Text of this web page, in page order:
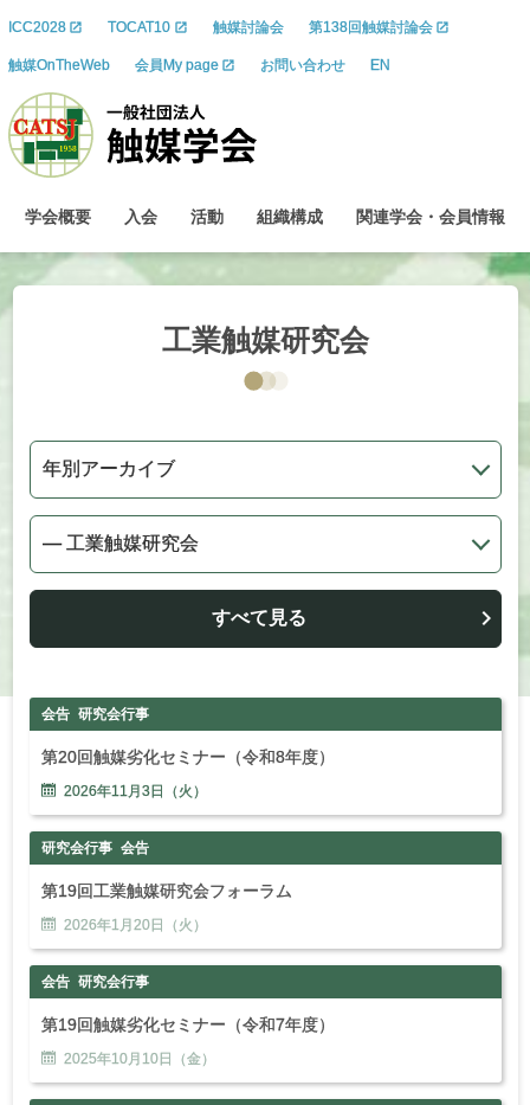
ICC2028 TOCAT10 触媒討論会 第138回触媒討論会
触媒OnTheWeb 会員My page お問い合わせ EN
学会概要 入会 活動 組織構成 関連学会 ・ 会員情報
工業触媒研究会
すべて見る
会告 研究会行事
第20回触媒劣化セミナー（令和8年度）
2026年11月 3日（火）
研究会行事 会告
第19回工業触媒研究会フォーラム
2026年1月 20日（火）
会告 研究会行事
第19回触媒劣化セミナー（令和7年度）
2025年10月 10日（金）